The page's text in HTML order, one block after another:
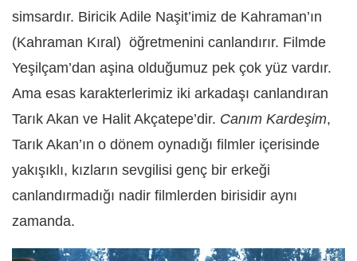
simsardır. Biricik Adile Naşit’imiz de Kahraman’ın
(Kahraman Kıral) öğretmenini canlandırır. Filmde
Yeşilçam’dan aşina olduğumuz pek çok yüz vardır.
Ama esas karakterlerimiz iki arkadaşı canlandıran
Tarık Akan ve Halit Akçatepe’dir. Canım Kardeşim,
Tarık Akan’ın o dönem oynadığı filmler içerisinde
yakışıklı, kızların sevgilisi genç bir erkeği
canlandırmadığı nadir filmlerden birisidir aynı
zamanda.